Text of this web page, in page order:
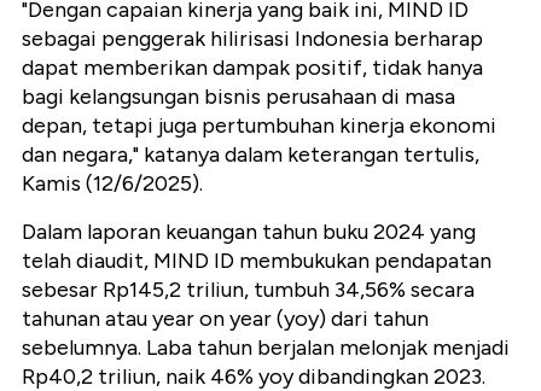
"Dengan capaian kinerja yang baik ini, MIND ID
sebagai penggerak hilirisasi Indonesia berharap
dapat memberikan dampak positif, tidak hanya
bagi kelangsungan bisnis perusahaan di masa
depan, tetapi juga pertumbuhan kinerja ekonomi
dan negara," katanya dalam keterangan tertulis,
Kamis (12/6/2025).
Dalam laporan keuangan tahun buku 2024 yang
telah diaudit, MIND ID membukukan pendapatan
sebesar Rp145,2 triliun, tumbuh 34,56% secara
tahunan atau year on year (yoy) dari tahun
sebelumnya. Laba tahun berjalan melonjak menjadi
Rp40,2 triliun, naik 46% yoy dibandingkan 2023.